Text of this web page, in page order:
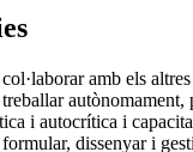
amb els
autònomament,
i autocrítica i
dissenyar i